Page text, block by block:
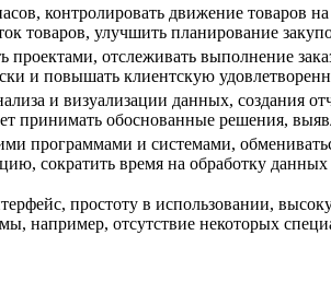
контролировать движение товаров
товаров, улучшить планирование
проектами, отслеживать выполнение
и повышать клиентскую
и визуализации данных, создания
принимать обоснованные решения,
программами и системами,
сократить время на обработку
простоту в использовании,
например, отсутствие некоторых